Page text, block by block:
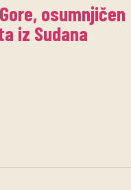
osumnjičen
iz Sudana